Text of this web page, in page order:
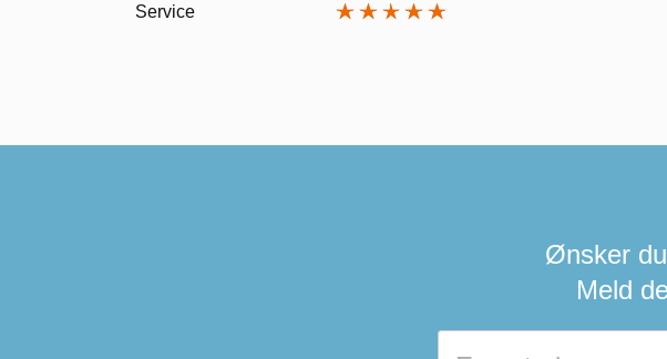
Service
Ønsker
Meld